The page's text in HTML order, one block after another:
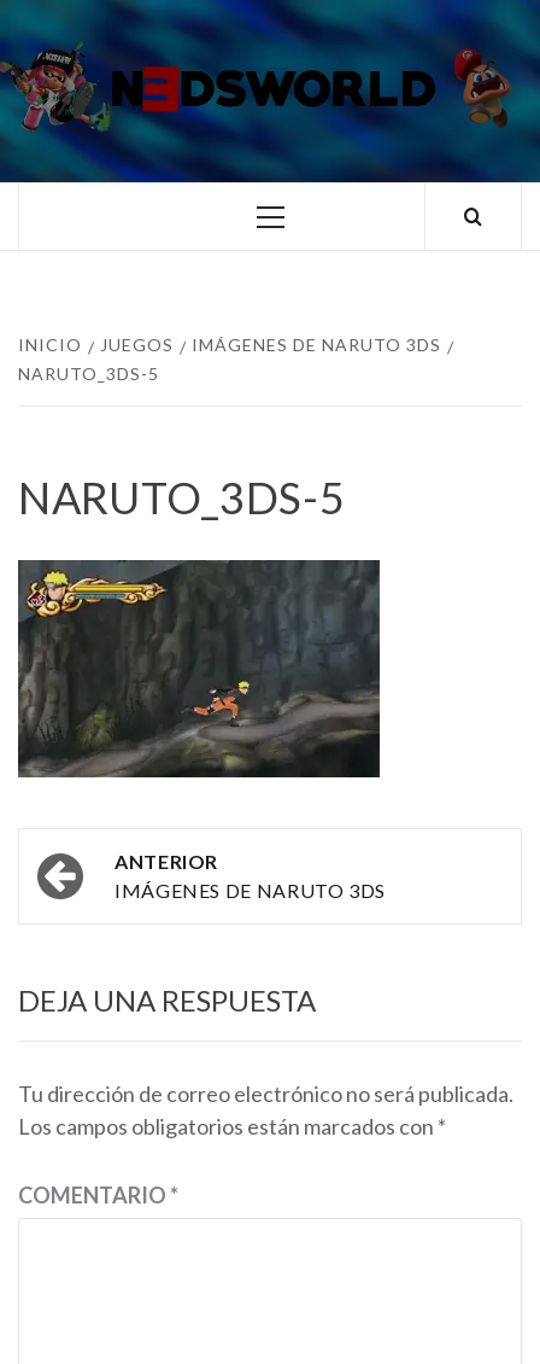
al
contenido
TUS ESPECIALISTAS EN NINTENDO
Menú
INICIO JUEGOS
IMÁGENES DE NARUTO 3DS
NARUTO_3DS-5
NARUTO_3DS-5
Navegación
por
ANTERIOR
IMÁGENES DE NARUTO 3DS
DEJA UNA RESPUESTA
Tu dirección de correo electrónico no será publicada.
Los campos obligatorios están marcados con *
COMENTARIO*